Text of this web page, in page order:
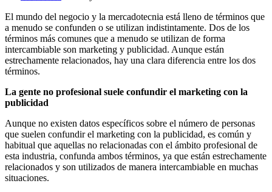
El mundo del negocio y la mercadotecnia está lleno de términos que
a menudo se confunden o se utilizan indistintamente. Dos de los
términos más comunes que a menudo se utilizan de forma
intercambiable son marketing y publicidad. Aunque están
estrechamente relacionados, hay una clara diferencia entre los dos
términos.
La gente no profesional suele confundir el marketing con la
publicidad
Aunque no existen datos específicos sobre el número de personas
que suelen confundir el marketing con la publicidad, es común y
habitual que aquellas no relacionadas con el ámbito profesional de
esta industria, confunda ambos términos, ya que están estrechamente
relacionados y son utilizados de manera intercambiable en muchas
situaciones.